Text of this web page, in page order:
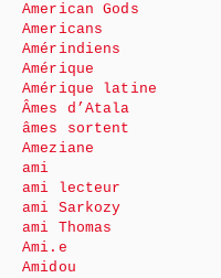
American Gods
Americans
Amérindiens
Amérique
Amérique latine
Âmes d’Atala
âmes sortent
Ameziane
ami
ami lecteur
ami Sarkozy
ami Thomas
Ami.e
Amidou